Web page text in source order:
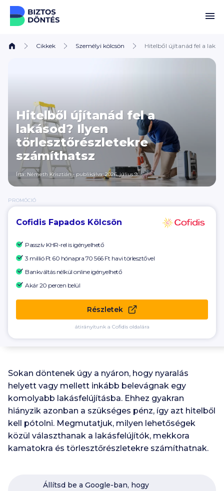
Ugrás a tartalomhoz
Cikkek Személyi kölcsön Hitelből újítanád fel a
Hitelből újítanád fel a
lakásod? Ilyen
törlesztőrészletekre
számíthatsz
Írta: Németh Krisztián• publikálva: 2026. július 9.
PROMÓCIÓ
Cofidis Fapados Kölcsön
Passzív KHR-rel is igényelhető
3 millió Ft 60 hónapra 70 566 Ft havi törlesztővel
Bankváltás nélkül online igényelhető
Akár 20 percen belül
Részletek
átirányítunk a Cofidis oldalára
Sokan döntenek úgy a nyáron, hogy nyaralás
helyett vagy mellett inkább belevágnak egy
komolyabb lakásfelújításba. Ehhez gyakran
hiányzik azonban a szükséges pénz, így azt hitelből
kell pótolni. Megmutatjuk, milyen lehetőségek
közül választhanak a lakásfelújítók, mekkora
kamatokra és törlesztőrészletekre számíthatnak.
Állítsd be a Google-ban, hogy